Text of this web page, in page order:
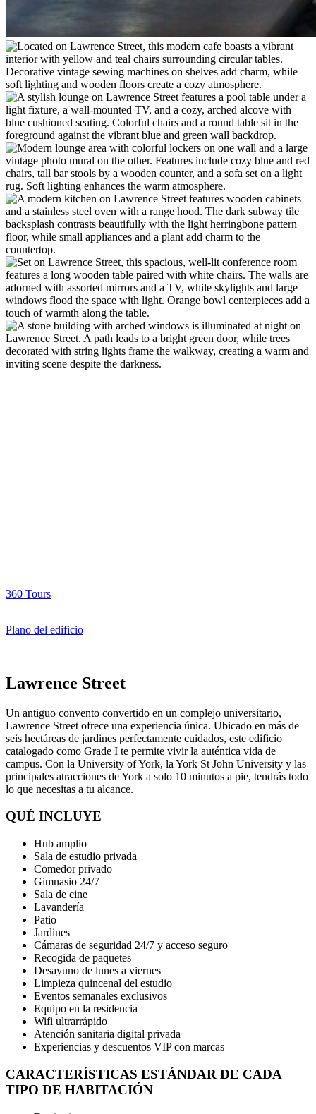
360 Tours
Plano del edificio
Lawrence Street
Un antiguo convento convertido en un complejo universitario,
Lawrence Street ofrece una experiencia única. Ubicado en más de
seis hectáreas de jardines perfectamente cuidados, este edificio
catalogado como Grade I te permite vivir la auténtica vida de
campus. Con la University of York, la York St John University y las
principales atracciones de York a solo 10 minutos a pie, tendrás todo
lo que necesitas a tu alcance.
QUÉ INCLUYE
Hub amplio
Sala de estudio privada
Comedor privado
Gimnasio 24/7
Sala de cine
Lavandería
Patio
Jardines
Cámaras de seguridad 24/7 y acceso seguro
Recogida de paquetes
Desayuno de lunes a viernes
Limpieza quincenal del estudio
Eventos semanales exclusivos
Equipo en la residencia
Wifi ultrarrápido
Atención sanitaria digital privada
Experiencias y descuentos VIP con marcas
CARACTERÍSTICAS ESTÁNDAR DE CADA
TIPO DE HABITACIÓN